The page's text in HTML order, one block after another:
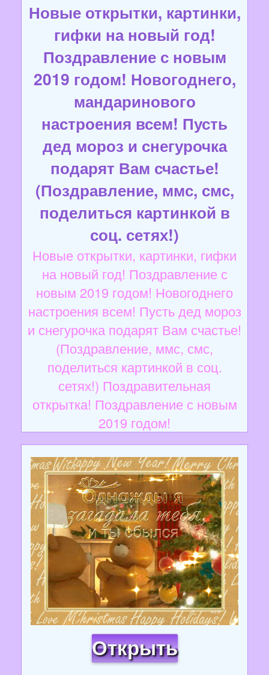
Новые открытки, картинки,
гифки на новый год!
Поздравление с новым
2019 годом! Новогоднего,
мандаринового
настроения всем! Пусть
дед мороз и снегурочка
подарят Вам счастье!
(Поздравление, ммс, смс,
поделиться картинкой в
соц. сетях!)
Новые открытки, картинки, гифки
на новый год! Поздравление с
новым 2019 годом! Новогоднего
настроения всем! Пусть дед мороз
и снегурочка подарят Вам счастье!
(Поздравление, ммс, смс,
поделиться картинкой в соц.
сетях!) Поздравительная
открытка! Поздравление с новым
2019 годом!
Открыть